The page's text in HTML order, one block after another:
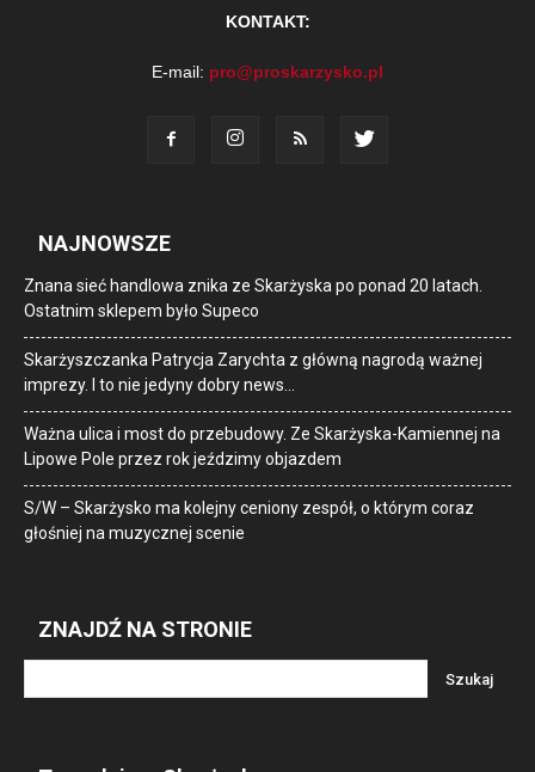
KONTAKT:
E-mail: pro@proskarzysko.pl
NAJNOWSZE
Znana sieć handlowa znika ze Skarżyska po ponad 20 latach.
Ostatnim sklepem było Supeco
Skarżyszczanka Patrycja Zarychta z główną nagrodą ważnej
imprezy. I to nie jedyny dobry news…
Ważna ulica i most do przebudowy. Ze Skarżyska-Kamiennej na
Lipowe Pole przez rok jeździmy objazdem
S/W – Skarżysko ma kolejny ceniony zespół, o którym coraz
głośniej na muzycznej scenie
ZNAJDŹ NA STRONIE